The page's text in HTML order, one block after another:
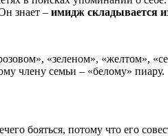
знает – имидж складывается
«зеленом», «желтом»,
члену семьи – «белому» пиару.
бояться, потому что его